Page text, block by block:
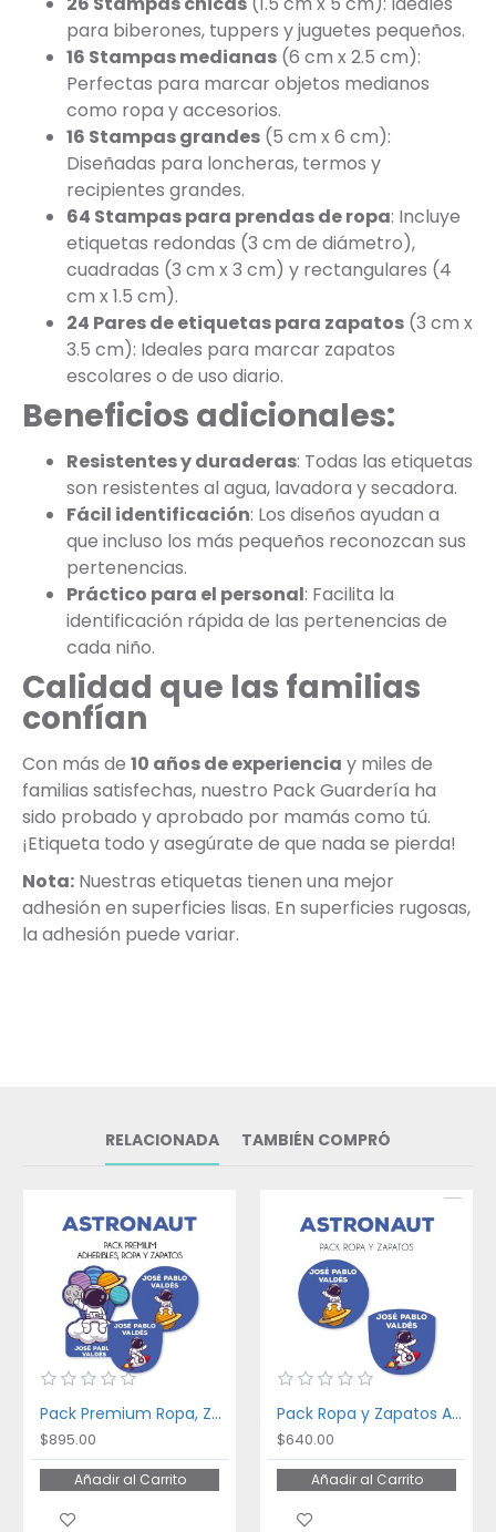
para biberones, tuppers y juguetes pequeños.
16 Stampas medianas (6 cm x 2.5 cm):
Perfectas para marcar objetos medianos
como ropa y accesorios.
16 Stampas grandes (5 cm x 6 cm):
Diseñadas para loncheras, termos y
recipientes grandes.
64 Stampas para prendas de ropa: Incluye
etiquetas redondas (3 cm de diámetro),
cuadradas (3 cm x 3 cm) y rectangulares (4
cm x 1.5 cm).
24 Pares de etiquetas para zapatos (3 cm x
3.5 cm): Ideales para marcar zapatos
escolares o de uso diario.
Beneficios adicionales:
Resistentes y duraderas: Todas las etiquetas
son resistentes al agua, lavadora y secadora.
Fácil identificación: Los diseños ayudan a
que incluso los más pequeños reconozcan sus
pertenencias.
Práctico para el personal: Facilita la
identificación rápida de las pertenencias de
cada niño.
Calidad que las familias
confían
Con más de 10 años de experiencia y miles de
familias satisfechas, nuestro Pack Guardería ha
sido probado y aprobado por mamás como tú.
¡Etiqueta todo y asegúrate de que nada se pierda!
Nota: Nuestras etiquetas tienen una mejor
adhesión en superficies lisas. En superficies rugosas,
la adhesión puede variar.
RELACIONADA TAMBIÉN COMPRÓ
Pack Premium Ropa, Zapatos y Escuela Astronaut
$895.00
Añadir al Carrito
Pack Ropa y Zapatos Astronaut
$640.00
Añadir al Carrito